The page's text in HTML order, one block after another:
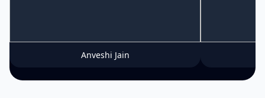
Anveshi Jain